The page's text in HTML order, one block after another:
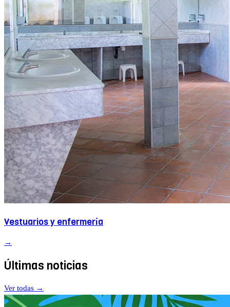
Vestuarios y enfermería
→
Últimas noticias
Ver todas →